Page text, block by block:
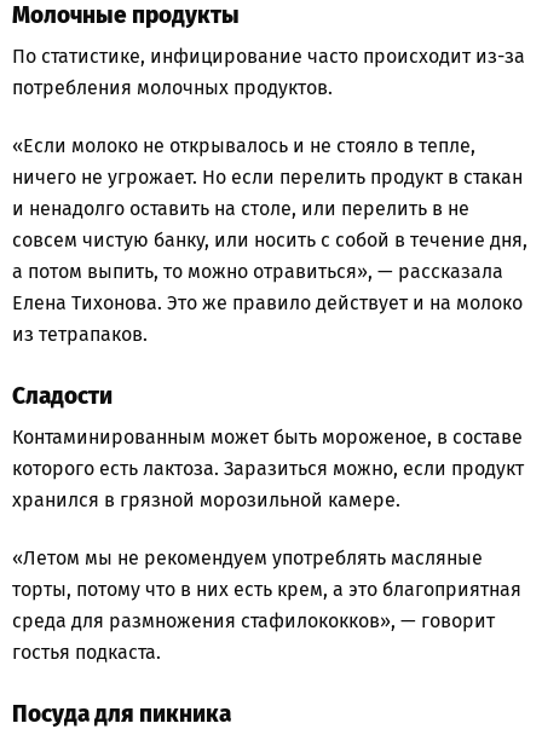
Молочные продукты
По статистике, инфицирование часто происходит из-за
потребления молочных продуктов.
«Если молоко не открывалось и не стояло в тепле,
ничего не угрожает. Но если перелить продукт в стакан
и ненадолго оставить на столе, или перелить в не
совсем чистую банку, или носить с собой в течение дня,
а потом выпить, то можно отравиться», — рассказала
Елена Тихонова. Это же правило действует и на молоко
из тетрапаков.
Сладости
Контаминированным может быть мороженое, в составе
которого есть лактоза. Заразиться можно, если продукт
хранился в грязной морозильной камере.
«Летом мы не рекомендуем употреблять масляные
торты, потому что в них есть крем, а это благоприятная
среда для размножения стафилококков», — говорит
гостья подкаста.
Посуда для пикника